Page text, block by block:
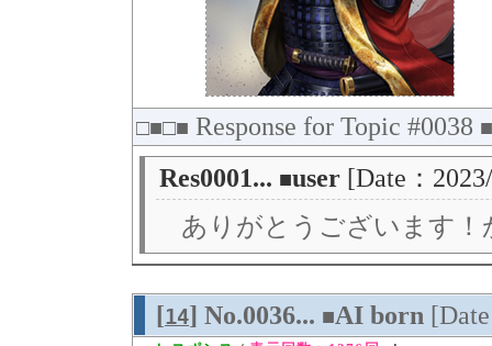
□■□■ Response for Topic #0038
Res0001... ■user [Date：
ありがとうございます！
[14] No.0036... ■AI born